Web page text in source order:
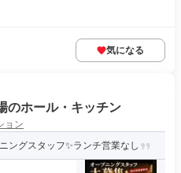
気になる
のホール・キッチン
ョン
ングスタッフ✨ランチ営業なし